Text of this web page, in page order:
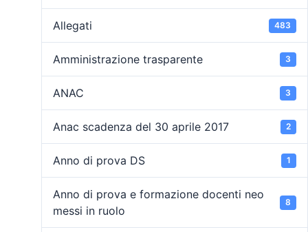
Allegati 483
Amministrazione trasparente 3
ANAC 3
Anac scadenza del 30 aprile 2017 2
Anno di prova DS 1
Anno di prova e formazione docenti neo
messi in ruolo
8